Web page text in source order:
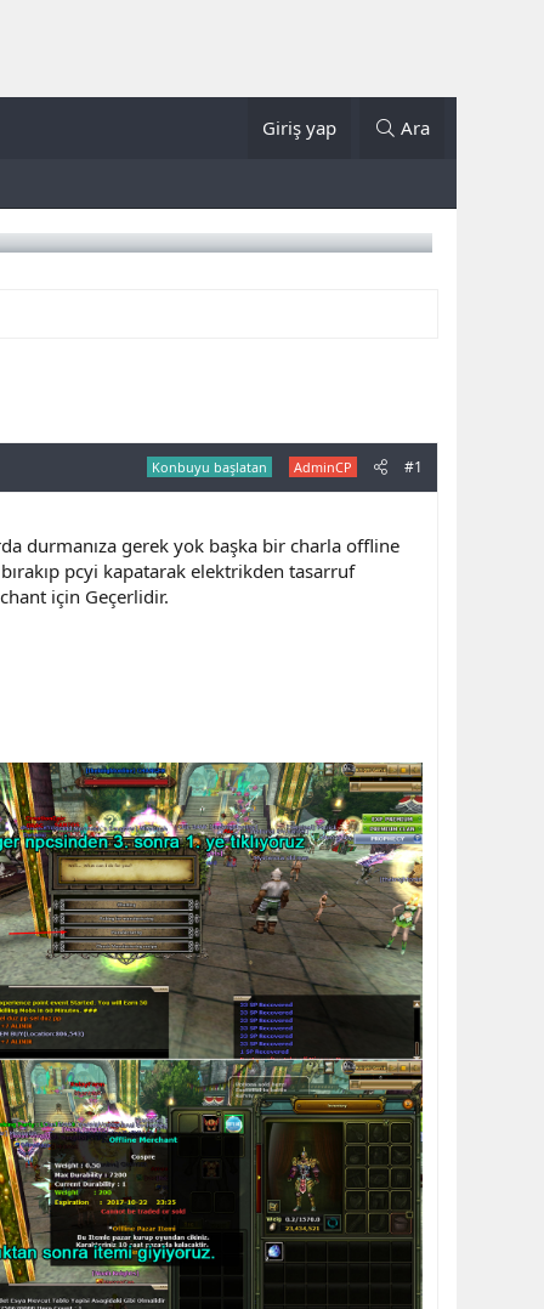
Giriş yap Ara
Konbuyu başlatan AdminCP #1
durmanıza gerek yok başka bir charla offline
pcyi kapatarak elektrikden tasarruf
için Geçerlidir.